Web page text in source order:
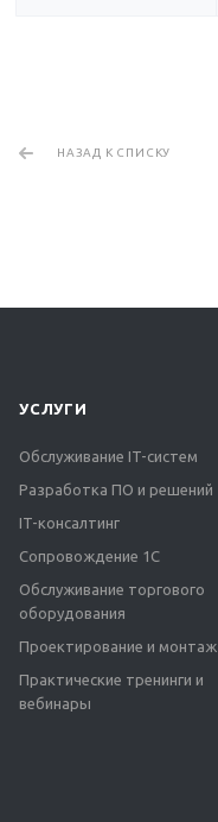
НАЗАД К СПИСКУ
УСЛУГИ
Обслуживание IT-систем
Разработка ПО и решений
IT-консалтинг
Сопровождение 1С
Обслуживание торгового
оборудования
Проектирование и монтаж
Практические тренинги и
вебинары